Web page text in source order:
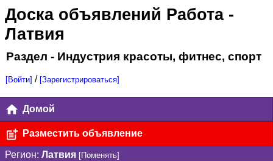
Доска объявлений Работа-
Латвия
Раздел - Индустрия красоты, фитнес, спорт
[Войти] / [Зарегистрироваться]
Домой
Разместить объявление
Регион: Латвия [Поменять]